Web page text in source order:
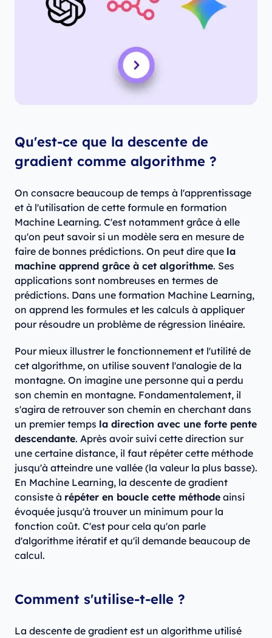
Qu'est-ce que la descente de
gradient comme algorithme ?
On consacre beaucoup de temps à l'apprentissage
et à l'utilisation de cette formule en formation
Machine Learning. C'est notamment grâce à elle
qu'on peut savoir si un modèle sera en mesure de
faire de bonnes prédictions. On peut dire que la
machine apprend grâce à cet algorithme. Ses
applications sont nombreuses en termes de
prédictions. Dans une formation Machine Learning,
on apprend les formules et les calculs à appliquer
pour résoudre un problème de régression linéaire.
Pour mieux illustrer le fonctionnement et l'utilité de
cet algorithme, on utilise souvent l'analogie de la
montagne. On imagine une personne qui a perdu
son chemin en montagne. Fondamentalement, il
s'agira de retrouver son chemin en cherchant dans
un premier temps la direction avec une forte pente
descendante. Après avoir suivi cette direction sur
une certaine distance, il faut répéter cette méthode
jusqu'à atteindre une vallée (la valeur la plus basse).
En Machine Learning, la descente de gradient
consiste à répéter en boucle cette méthode ainsi
évoquée jusqu'à trouver un minimum pour la
fonction coût. C'est pour cela qu'on parle
d'algorithme itératif et qu'il demande beaucoup de
calcul.
Comment s'utilise-t-elle ?
La descente de gradient est un algorithme utilisé